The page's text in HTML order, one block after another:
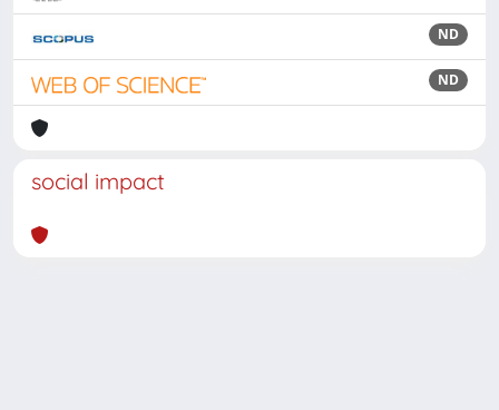
ND
ND
social impact